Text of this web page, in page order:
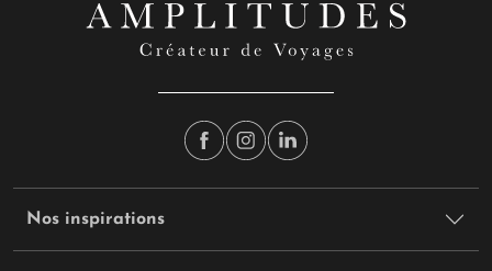
Nos inspirations